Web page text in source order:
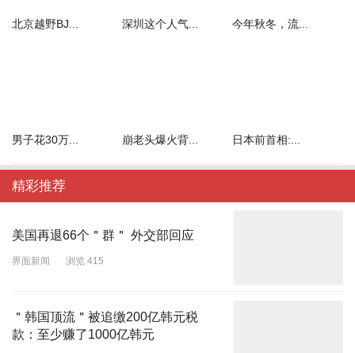
北京越野BJ... 深圳这个人气... 今年秋冬，流...
男子花30万... 崩老头爆火背... 日本前首相:...
精彩推荐
美国再退66个＂群＂ 外交部回应
界面新闻 浏览 415
＂韩国顶流＂被追缴200亿韩元税
款：至少赚了1000亿韩元